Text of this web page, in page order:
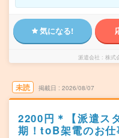
気になる!
派遣会社 株式
未読 掲載日 2026/08/07
2200円＊【派遣ス
期！toB架電のお仕